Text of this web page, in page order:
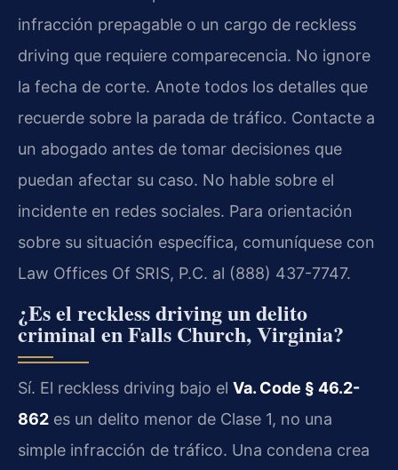
infracción prepagable o un cargo de reckless
driving que requiere comparecencia. No ignore
la fecha de corte. Anote todos los detalles que
recuerde sobre la parada de tráfico. Contacte a
un abogado antes de tomar decisiones que
puedan afectar su caso. No hable sobre el
incidente en redes sociales. Para orientación
sobre su situación específica, comuníquese con
Law Offices Of SRIS, P.C. al (888) 437-7747.
¿Es el reckless driving un delito
criminal en Falls Church, Virginia?
Sí. El reckless driving bajo el Va. Code § 46.2-
862 es un delito menor de Clase 1, no una
simple infracción de tráfico. Una condena crea